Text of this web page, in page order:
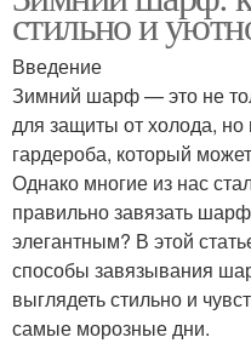
стильно и
Введение
Зимний шарф — это не
для защиты от холода,
гардероба, который
Однако многие из нас
правильно завязать
элегантным? В этой
способы завязывания
выглядеть стильно и
самые морозные дни.